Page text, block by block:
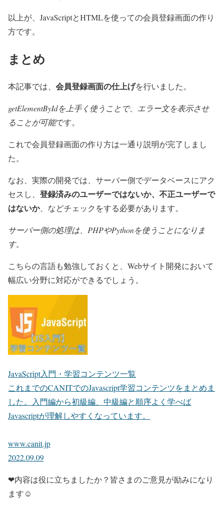
以上が、JavaScriptとHTMLを使っての会員登録画面の作り
方です。
まとめ
本記事では、 会員登録画面の仕上げを行いました。
getElementByIdを上手く使うことで、エラー文を表示させ
ることが可能です。
これで会員登録画面の作り方は一通り説明が完了しまし
た。
なお、実際の開発では、サーバー側でデータベースにアク
セスし、 登録済みのユーザーではないか、不正ユーザーで
はないか、などチェックをする必要があります。
サーバー側の処理は、PHPやPythonを使うことになりま
す。
こちらの言語も勉強しておくと、Webサイト開発において
幅広い分野に対応ができるでしょう。
JavaScript入門・学習コンテンツ一覧
これまでのCANITでのJavascript学習コンテンツをまとめま
した。入門編から初級編、中級編と順序よく学べば
Javascriptが理解しやすくなっています。
www.canit.jp
2022.09.09
❤内容は役に立ちましたか？皆さまのご意見が励みになり
ます☺